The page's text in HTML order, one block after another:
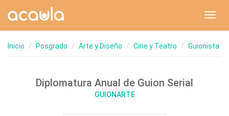
Inicio Posgrado Arte y Diseño Cine y Teatro Guionista
Diplomatura Anual de Guion Serial
GUIONARTE